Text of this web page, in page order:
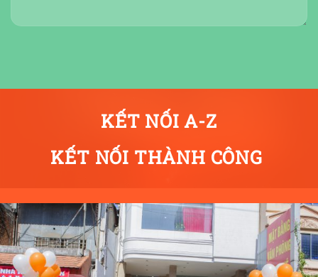
KẾT NỐI A-Z
KẾT NỐI THÀNH CÔNG